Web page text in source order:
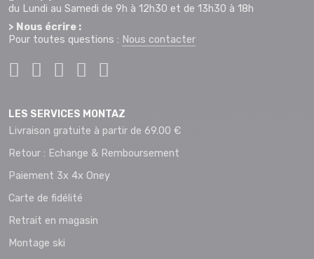
du Lundi au Samedi de 9h à 12h30 et de 13h30 à 18h
> Nous écrire :
Pour toutes questions : Nous contacter
LES SERVICES MONTAZ
Livraison gratuite à partir de 69.00 €
Retour : Echange & Remboursement
Paiement 3x 4x Oney
Carte de fidélité
Retrait en magasin
Montage ski